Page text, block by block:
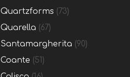
Quartzforms (73)
Quarella (67)
Santamargherita (90)
Coante (51)